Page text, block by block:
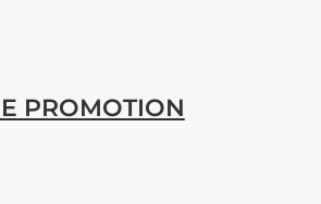
PROMOTION